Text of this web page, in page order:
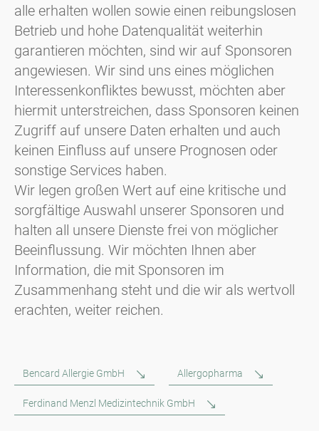
alle erhalten wollen sowie einen reibungslosen
Betrieb und hohe Datenqualität weiterhin
garantieren möchten, sind wir auf Sponsoren
angewiesen. Wir sind uns eines möglichen
Interessenkonfliktes bewusst, möchten aber
hiermit unterstreichen, dass Sponsoren keinen
Zugriff auf unsere Daten erhalten und auch
keinen Einfluss auf unsere Prognosen oder
sonstige Services haben.
Wir legen großen Wert auf eine kritische und
sorgfältige Auswahl unserer Sponsoren und
halten all unsere Dienste frei von möglicher
Beeinflussung. Wir möchten Ihnen aber
Information, die mit Sponsoren im
Zusammenhang steht und die wir als wertvoll
erachten, weiter reichen.
Bencard Allergie GmbH Allergopharma
Ferdinand Menzl Medizintechnik GmbH